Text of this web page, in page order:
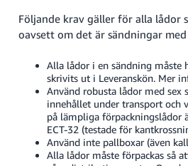
Följande krav gäller för alla lådor
oavsett om det är sändningar
Alla lådor i en sändning måste
skrivits ut i Leveranskön. Mer
Använd robusta lådor med sex
innehållet under transport och
på lämpliga förpackningslådor
ECT-32 (testade för
Använd inte pallboxar (även
Alla lådor måste förpackas så